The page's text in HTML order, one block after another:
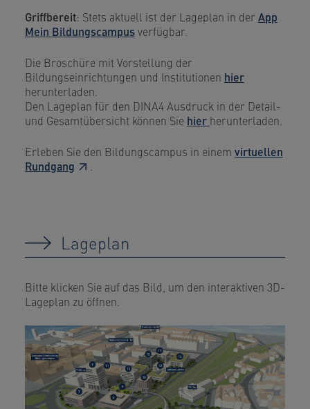
Griffbereit: Stets aktuell ist der Lageplan in der App
Mein Bildungscampusverfügbar.
Die Broschüre mit Vorstellung der
Bildungseinrichtungen und Institutionen hier
herunterladen.
Den Lageplan für den DINA4 Ausdruck in der Detail-
und Gesamtübersicht können Sie hier herunterladen.
Erleben Sie den Bildungscampus in einem virtuellen
Rundgang
Lageplan
Bitte klicken Sie auf das Bild, um den interaktiven 3D-
Lageplan zu öffnen.